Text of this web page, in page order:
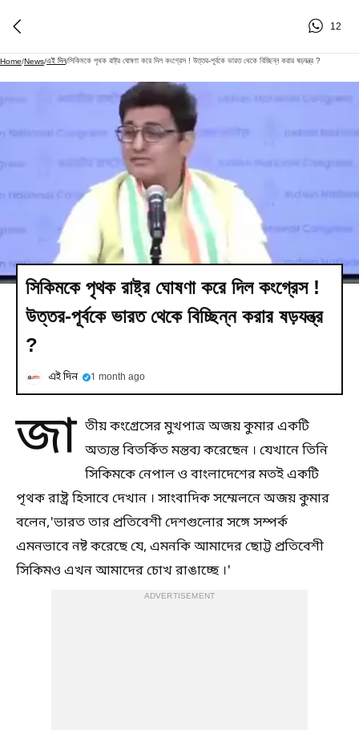
12
Home/News/এই দিন/সিকিমকে পৃথক রাষ্ট্র ঘোষণা করে দিল কংগ্রেস ! উত্তর-পূর্বকে ভারত থেকে বিচ্ছিন্ন করার ষড়যন্ত্র ?
সিকিমকে পৃথক রাষ্ট্র ঘোষণা করে দিল কংগ্রেস !
উত্তর-পূর্বকে ভারত থেকে বিচ্ছিন্ন করার ষড়যন্ত্র
?
এই দিন 1 month ago
জা তীয় কংগ্রেসের মুখপাত্র অজয় ​​কুমার একটি
অত্যন্ত বিতর্কিত মন্তব্য করেছেন । যেখানে তিনি
সিকিমকে নেপাল ও বাংলাদেশের মতই একটি
পৃথক রাষ্ট্র হিসাবে দেখান । সাংবাদিক সম্মেলনে অজয় ​​কুমার
বলেন,'ভারত তার প্রতিবেশী দেশগুলোর সঙ্গে সম্পর্ক
এমনভাবে নষ্ট করেছে যে, এমনকি আমাদের ছোট্ট প্রতিবেশী
সিকিমও এখন আমাদের চোখ রাঙাচ্ছে ।'
ADVERTISEMENT